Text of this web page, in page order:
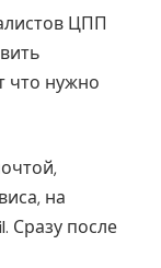
ЦПП
что нужно
на
Сразу после